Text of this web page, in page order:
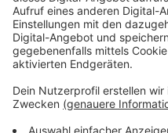
Anzeige